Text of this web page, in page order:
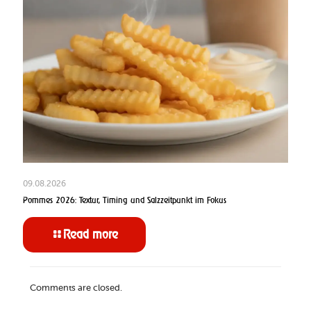
09.08.2026
Pommes 2026: Textur, Timing und Salzzeitpunkt im Fokus
Read more
Comments are closed.